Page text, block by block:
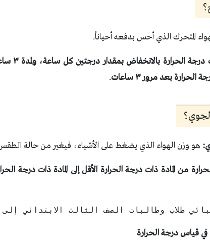
المتحرك الذي أحس بدفعه أحياناً.
اذا
بعد مرور ٣ ساعات
.
هو وزن الهواء الذي يضغط على الأشياء، فيغير من حالة
من المادة ذات درجة الحرارة الأقل إلى المادة ذات درجة
طلاب وطالبات الصف الثالث الابتدائي
قياس درجة الحرارة